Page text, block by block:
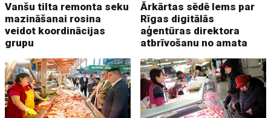
Vanšu tilta remonta seku
mazināšanai rosina
veidot koordinācijas
grupu
Ārkārtas sēdē lems par
Rīgas digitālās
aģentūras direktora
atbrīvošanu no amata